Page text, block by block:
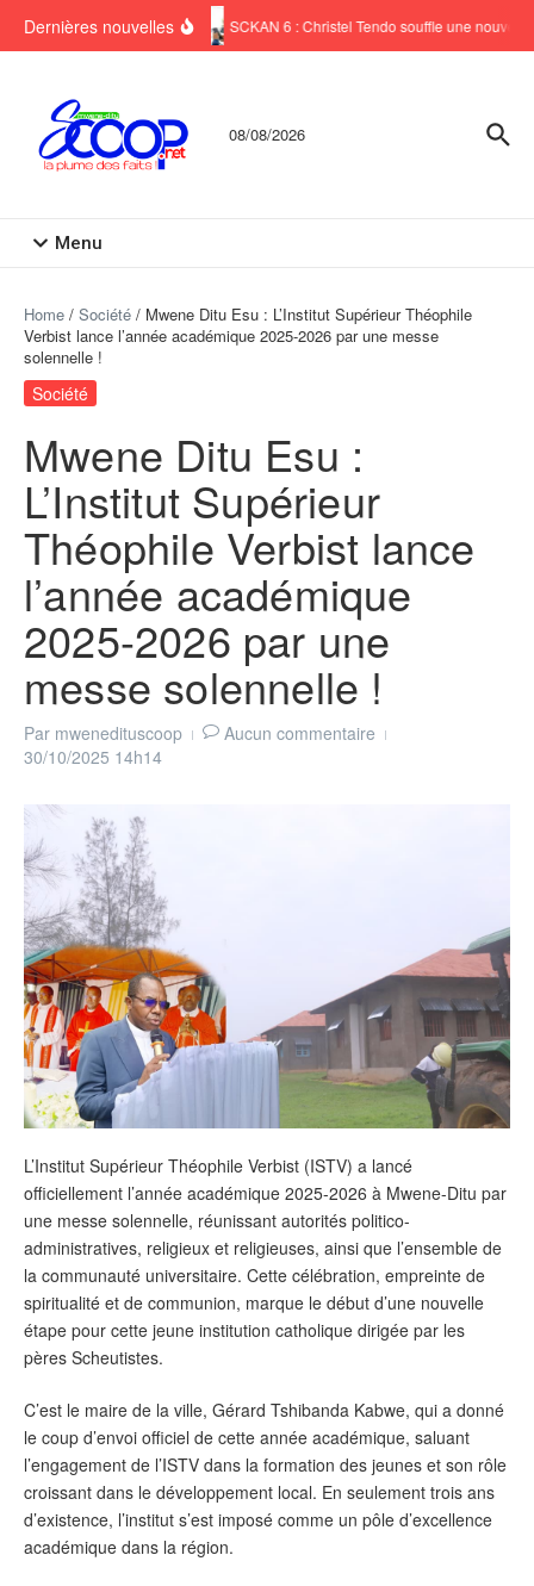
Dernières nouvelles SCKAN 6 : Christel Tendo souffle une nouvelle
08/08/2026
Menu
Home / Société / Mwene Ditu Esu : L’Institut Supérieur Théophile
Verbist lance l’année académique 2025-2026 par une messe
solennelle !
Société
Mwene Ditu Esu :
L’Institut Supérieur
Théophile Verbist lance
l’année académique
2025-2026 par une
messe solennelle !
Par mwenedituscoop
Aucun commentaire
30/10/2025 14h14
‎L’Institut Supérieur Théophile Verbist (ISTV) a lancé
officiellement l’année académique 2025-2026 à Mwene-Ditu par
une messe solennelle, réunissant autorités politico-
administratives, religieux et religieuses, ainsi que l’ensemble de
la communauté universitaire. Cette célébration, empreinte de
spiritualité et de communion, marque le début d’une nouvelle
étape pour cette jeune institution catholique dirigée par les
pères Scheutistes.
‎C’est le maire de la ville, Gérard Tshibanda Kabwe, qui a donné
le coup d’envoi officiel de cette année académique, saluant
l’engagement de l’ISTV dans la formation des jeunes et son rôle
croissant dans le développement local. En seulement trois ans
d’existence, l’institut s’est imposé comme un pôle d’excellence
académique dans la région.